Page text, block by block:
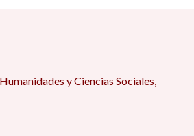
y Ciencias Sociales,